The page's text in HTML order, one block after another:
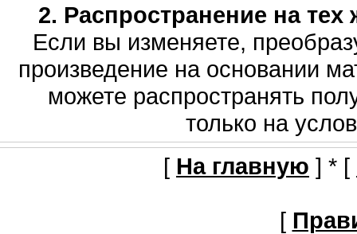
2. Распространение на тех
Если вы изменяете,
произведение на основании
можете распространять
только на
[ На главную ] * [
[